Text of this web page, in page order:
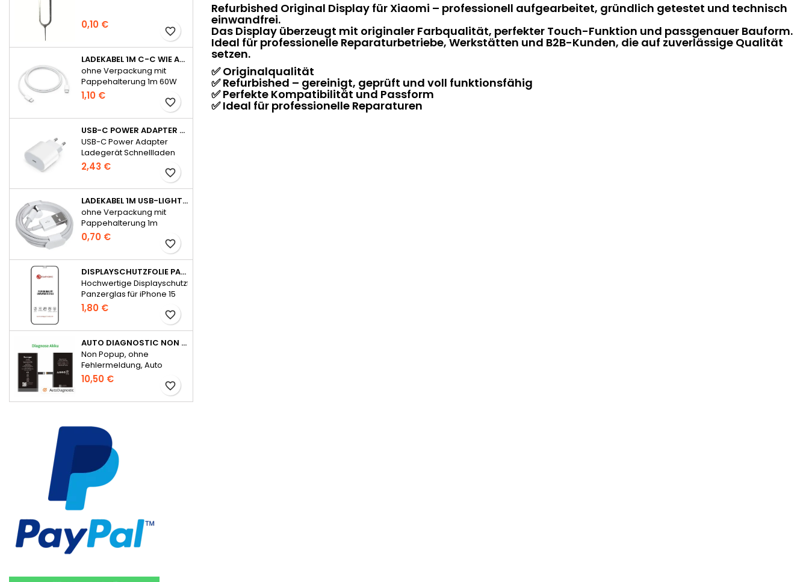
0,10 €
favorite_border
LADEKABEL 1M C-C WIE APPLE ORIGINAL FÜR IPHONE 15 SERIE OHNE VERPACKUNG
ohne Verpackung mit
Pappehalterung 1m 60W
für iPhone 15 Serie
1,10 €
favorite_border
USB-C POWER ADAPTER LADEGERÄT SCHNELLLADEN 20W FÜR APPLE - OHNE VERPACKUNG
USB-C Power Adapter
Ladegerät Schnellladen
20W für Apple
2,43 €
favorite_border
LADEKABEL 1M USB-LIGHTNING WIE APPLE ORIGINAL OHNE VERPACKUNG
ohne Verpackung mit
Pappehalterung 1m
0,70 €
favorite_border
DISPLAYSCHUTZFOLIE PANZERGLAS FÜR IPHONE 15 SERIE FULL GLUE
Hochwertige Displayschutzfolie
Panzerglas für iPhone 15
Serie Full Glue
1,80 €
favorite_border
AUTO DIAGNOSTIC NON POPUP AKKU FÜR IPHONE 14 OHNE FEHLERMELDUNG
Non Popup, ohne
Fehlermeldung, Auto
Diagnostic
10,50 €
favorite_border
Refurbished Original Display für Xiaomi – professionell aufgearbeitet, gründlich getestet und technisch
einwandfrei.
Das Display überzeugt mit originaler Farbqualität, perfekter Touch-Funktion und passgenauer Bauform.
Ideal für professionelle Reparaturbetriebe, Werkstätten und B2B-Kunden, die auf zuverlässige Qualität
setzen.
✅ Originalqualität
✅ Refurbished – gereinigt, geprüft und voll funktionsfähig
✅ Perfekte Kompatibilität und Passform
✅ Ideal für professionelle Reparaturen